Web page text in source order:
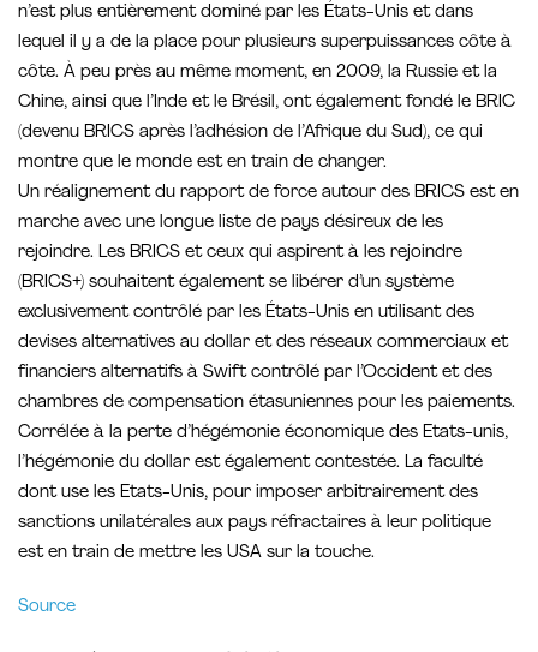
n’est plus entièrement dominé par les États-Unis et dans
lequel il y a de la place pour plusieurs superpuissances côte à
côte. À peu près au même moment, en 2009, la Russie et la
Chine, ainsi que l’Inde et le Brésil, ont également fondé le BRIC
(devenu BRICS après l’adhésion de l’Afrique du Sud), ce qui
montre que le monde est en train de changer.
Un réalignement du rapport de force autour des BRICS est en
marche avec une longue liste de pays désireux de les
rejoindre. Les BRICS et ceux qui aspirent à les rejoindre
(BRICS+) souhaitent également se libérer d’un système
exclusivement contrôlé par les États-Unis en utilisant des
devises alternatives au dollar et des réseaux commerciaux et
financiers alternatifs à Swift contrôlé par l’Occident et des
chambres de compensation étasuniennes pour les paiements.
Corrélée à la perte d’hégémonie économique des Etats-unis,
l’hégémonie du dollar est également contestée. La faculté
dont use les Etats-Unis, pour imposer arbitrairement des
sanctions unilatérales aux pays réfractaires à leur politique
est en train de mettre les USA sur la touche.
Source